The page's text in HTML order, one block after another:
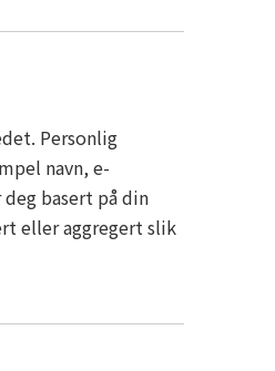
Personlig
navn, e-
basert på din
eller aggregert slik